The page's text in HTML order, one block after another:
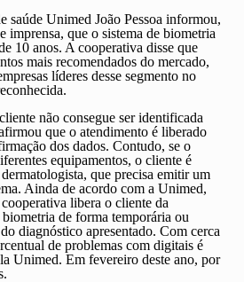
saúde Unimed João Pessoa informou,
imprensa, que o sistema de biometria
10 anos. A cooperativa disse que
mais recomendados do mercado,
líderes desse segmento no
não consegue ser identificada
que o atendimento é liberado
dos dados. Contudo, se o
equipamentos, o cliente é
que precisa emitir um
Ainda de acordo com a Unimed,
libera o cliente da
de forma temporária ou
diagnóstico apresentado. Com cerca
de problemas com digitais é
Unimed. Em fevereiro deste ano, por